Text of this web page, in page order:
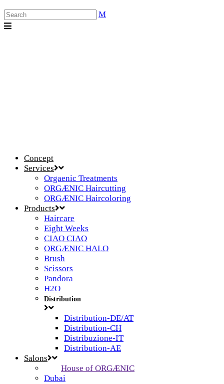
Concept
Services
Orgaenic Treatments
ORGÆNIC Haircutting
ORGÆNIC Haircoloring
Products
Haircare
Eight Weeks
CIAO CIAO
ORGÆNIC HALO
Brush
Scissors
Pandora
H2O
Distribution
Distribution-DE/AT
Distribution-CH
Distribuzione-IT
Distribution-AE
Salons
House of ORGÆNIC
Dubai